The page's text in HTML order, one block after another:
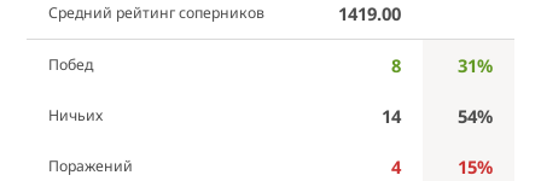
Средний рейтинг соперников 1419.00
Побед 8 31%
Ничьих 14 54%
Поражений 4 15%